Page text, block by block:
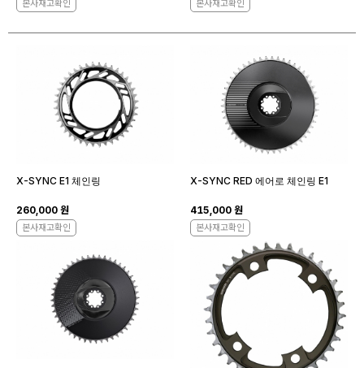
본사재고확인 본사재고확인
X-SYNC E1 체인링
260,000 원
본사재고확인
X-SYNC RED 에어로 체인링 E1
415,000 원
본사재고확인